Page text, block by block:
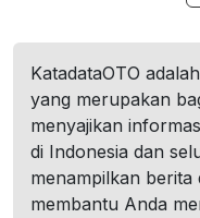
KatadataOTO
yang merupakan
menyajikan
di Indonesia dan
menampilkan
membantu Anda